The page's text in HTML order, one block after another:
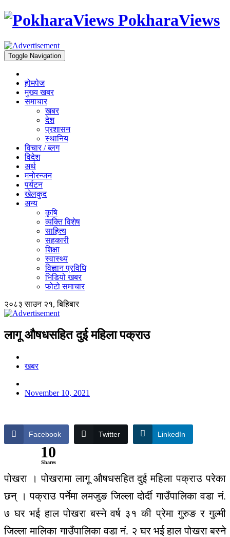
PokharaViews
Toggle Navigation
होमपेज
मुख्य खबर
समाचार
खबर
देश
प्रशासन
स्थानिय
विचार / ब्लग
विदेश
अर्थ
मनोरन्जन
पर्यटन
खेलकुद
अन्य
कृषि
व्यक्ति विशेष
साहित्य
सहकारी
शिक्षा
स्वास्थ्य
विज्ञान प्रविधि
भिडियो खबर
फोटो समाचार
२०८३ साउन २१, बिहिबार
लागू औषधसहित दुई महिला पक्राउ
खबर
November 10, 2021
Facebook Twitter LinkedIn
10
Shares
पोखरा । पोखरामा लागू औषधसहित दुई महिला पक्राउ परेका
छन् । पक्राउ पर्नेमा लमजुङ जिल्ला दोर्दी गाउँपालिका वडा नं.
७ घर भई हाल पोखरा बस्ने वर्ष ३१ की प्रेमा गुरुङ र गुल्मी
जिल्ला मालिका गाउँपालिका वडा नं. २ घर भई हाल पोखरा बस्ने